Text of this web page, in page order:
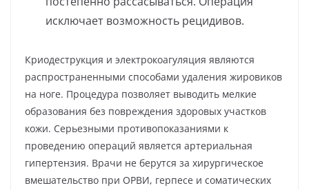
исключает возможность рецидивов.
Криодеструкция и электрокоагуляция являются
распространенными способами удаления жировиков
на ноге. Процедура позволяет выводить мелкие
образования без повреждения здоровых участков
кожи. Серьезными противопоказаниями к
проведению операций является артериальная
гипертензия. Врачи не берутся за хирургическое
вмешательство при ОРВИ, герпесе и соматических